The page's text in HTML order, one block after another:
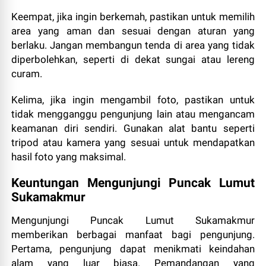
Keempat, jika ingin berkemah, pastikan untuk memilih
area yang aman dan sesuai dengan aturan yang
berlaku. Jangan membangun tenda di area yang tidak
diperbolehkan, seperti di dekat sungai atau lereng
curam.
Kelima, jika ingin mengambil foto, pastikan untuk
tidak mengganggu pengunjung lain atau mengancam
keamanan diri sendiri. Gunakan alat bantu seperti
tripod atau kamera yang sesuai untuk mendapatkan
hasil foto yang maksimal.
Keuntungan Mengunjungi Puncak Lumut
Sukamakmur
Mengunjungi Puncak Lumut Sukamakmur
memberikan berbagai manfaat bagi pengunjung.
Pertama, pengunjung dapat menikmati keindahan
alam yang luar biasa. Pemandangan yang